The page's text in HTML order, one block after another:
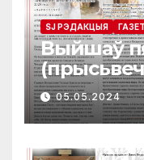
SJ РЭДАКЦЫЯ
Выйшаў
нумар
05.05.2024